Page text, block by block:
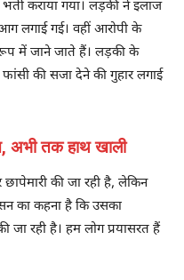
कराया गया। लड़की ने इलाज
लगाई गई। वहीं आरोपी के
रूप में जाने जाते हैं। लड़की के
की सजा देने की गुहार लगाई
अभी तक हाथ खाली
छापेमारी की जा रही है, लेकिन
का कहना है कि उसका
जा रही है। हम लोग प्रयासरत हैं